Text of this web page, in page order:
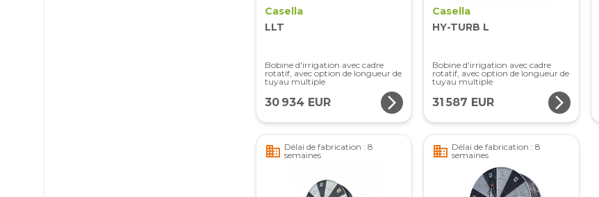
Casella
LLT
Bobine d'irrigation avec cadre
rotatif, avec option de longueur de
tuyau multiple
30 934 EUR arrow_forward_ios
Casella
HY-TURB L
Bobine d'irrigation avec cadre
rotatif, avec option de longueur de
tuyau multiple
31 587 EUR arrow_forward_ios
business Délai de fabrication : 8
semaines
business Délai de fabrication : 8
semaines